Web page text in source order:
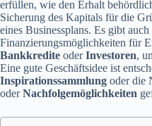
erfüllen, wie den Erhalt
Sicherung des Kapitals für die
eines Businessplans. Es gibt
Finanzierungsmöglichkeiten für
Bankkredite oderInvestoren,
Eine gute Geschäftsidee ist
Inspirationssammlung oder die
oderNachfolgemöglichkeiten